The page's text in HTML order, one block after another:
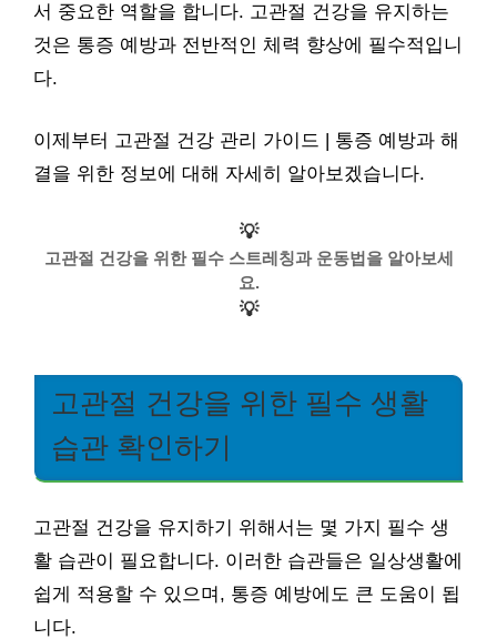
서 중요한 역할을 합니다. 고관절 건강을 유지하는
것은 통증 예방과 전반적인 체력 향상에 필수적입니
다.
이제부터 고관절 건강 관리 가이드 | 통증 예방과 해
결을 위한 정보에 대해 자세히 알아보겠습니다.
💡
고관절 건강을 위한 필수 스트레칭과 운동법을 알아보세
요.
💡
고관절 건강을 위한 필수 생활
습관 확인하기
고관절 건강을 유지하기 위해서는 몇 가지 필수 생
활 습관이 필요합니다. 이러한 습관들은 일상생활에
쉽게 적용할 수 있으며, 통증 예방에도 큰 도움이 됩
니다.